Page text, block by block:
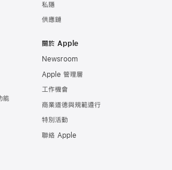
能
私隱
供應鏈
關於 Apple
Newsroom
Apple 管理層
工作機會
商業道德與規範遵行
特別活動
聯絡 Apple